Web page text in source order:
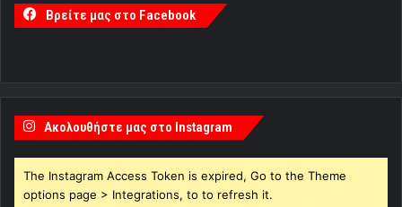
Βρείτε μας στο Facebook
Ακολουθήστε μας στο Instagram
The Instagram Access Token is expired, Go to the Theme
options page > Integrations, to to refresh it.